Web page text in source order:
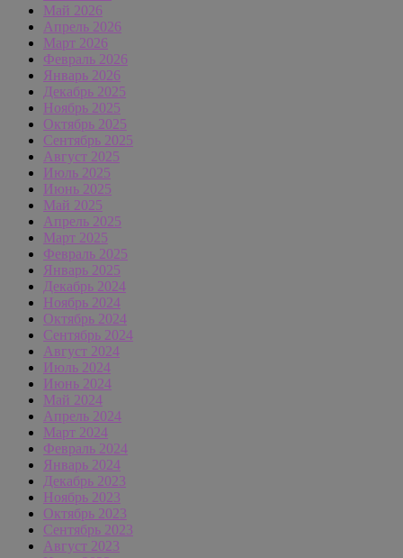
Май 2026
Апрель 2026
Март 2026
Февраль 2026
Январь 2026
Декабрь 2025
Ноябрь 2025
Октябрь 2025
Сентябрь 2025
Август 2025
Июль 2025
Июнь 2025
Май 2025
Апрель 2025
Март 2025
Февраль 2025
Январь 2025
Декабрь 2024
Ноябрь 2024
Октябрь 2024
Сентябрь 2024
Август 2024
Июль 2024
Июнь 2024
Май 2024
Апрель 2024
Март 2024
Февраль 2024
Январь 2024
Декабрь 2023
Ноябрь 2023
Октябрь 2023
Сентябрь 2023
Август 2023